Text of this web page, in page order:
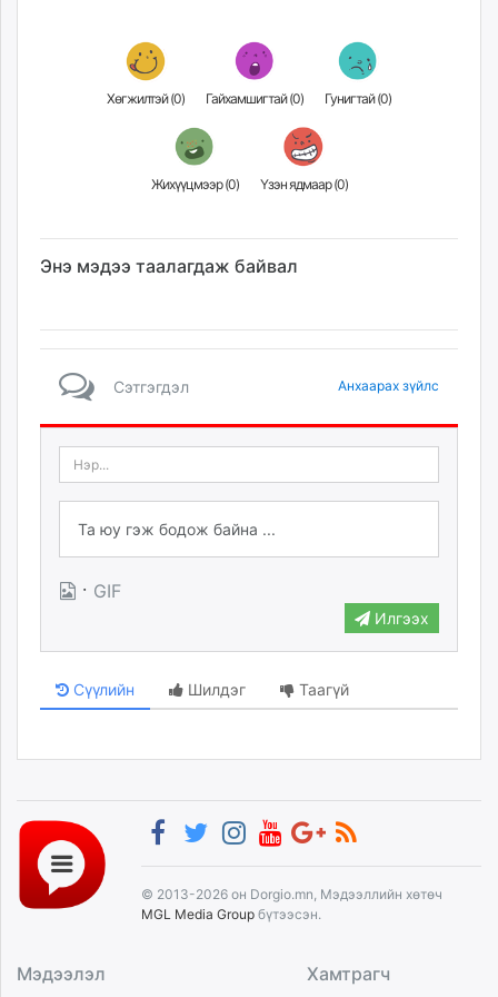
Хөгжилтэй (0) Гайхамшигтай (0) Гунигтай (0)
Жихүүцмээр (0) Үзэн ядмаар (0)
Энэ мэдээ таалагдаж байвал
Сэтгэгдэл Анхаарах зүйлс
· GIF
Илгээх
Сүүлийн Шилдэг Таагүй
© 2013-2026 он Dorgio.mn, Мэдээллийн хөтөч
MGL Media Group бүтээсэн.
Мэдээлэл Хамтрагч